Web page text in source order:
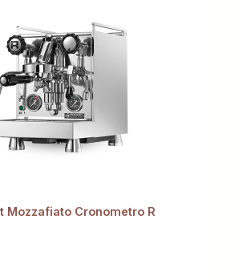
Mozzafiato Cronometro R